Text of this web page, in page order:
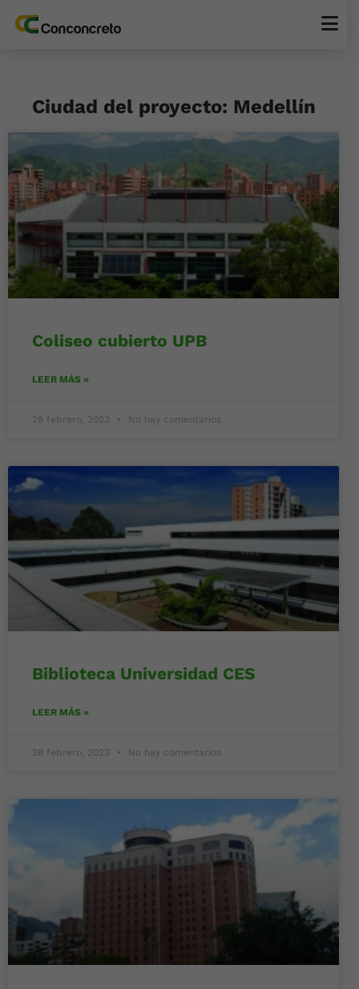
Ciudad del proyecto: Medellín
Coliseo cubierto UPB
LEER MÁS »
28 febrero, 2023 No hay comentarios
Biblioteca Universidad CES
LEER MÁS »
28 febrero, 2023 No hay comentarios